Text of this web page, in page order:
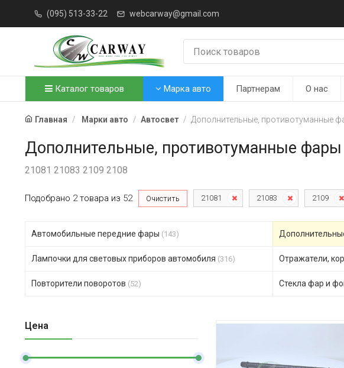
(095) 513-33-22 webcarway@gmail.com
Каталог товаров Марка авто Партнерам О нас
Главная Марки авто Автосвет Дополнительные, противотуманные
Дополнительные, противотуманные фары
21081 21083 2109 2108
Подобрано 2 товара из 52 Очистить 21081 21083 2109
Автомобильные передние фары (143)
Лампочки для световых приборов автомобиля (316) Отражатели,
Повторители поворотов (52) Стекла фар и
Цена